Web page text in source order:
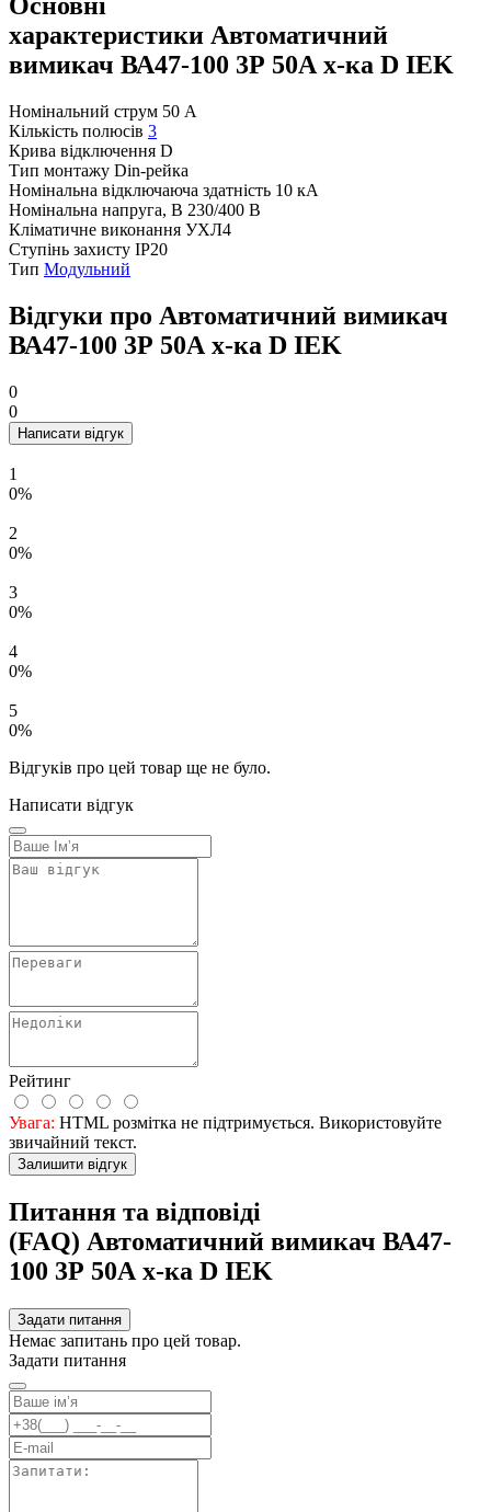
Основні
характеристики Автоматичний
вимикач ВА47-100 3Р 50А х-ка D IEK
Номінальний струм 50 А
Кількість полюсів 3
Крива відключення D
Тип монтажу Din-рейка
Номінальна відключаюча здатність 10 кА
Номінальна напруга, В 230/400 В
Кліматичне виконання УХЛ4
Ступінь захисту IP20
Тип Модульний
Відгуки про Автоматичний вимикач
ВА47-100 3Р 50А х-ка D IEK
0
0
Написати відгук
1
0%
2
0%
3
0%
4
0%
5
0%
Відгуків про цей товар ще не було.
Написати відгук
Рейтинг
Увага: HTML розмітка не підтримується. Використовуйте
звичайний текст.
Залишити відгук
Питання та відповіді
(FAQ) Автоматичний вимикач ВА47-
100 3Р 50А х-ка D IEK
Задати питання
Немає запитань про цей товар.
Задати питання